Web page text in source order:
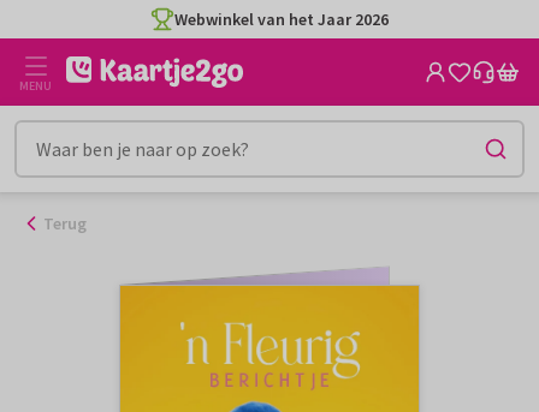
naar
inhoud
Webwinkel van het Jaar 2026
MENU
Terug